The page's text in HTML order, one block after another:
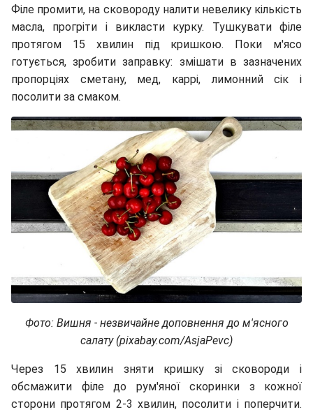
Філе промити, на сковороду налити невелику кількість
масла, прогріти і викласти курку. Тушкувати філе
протягом 15 хвилин під кришкою. Поки м'ясо
готується, зробити заправку: змішати в зазначених
пропорціях сметану, мед, каррі, лимонний сік і
посолити за смаком.
Фото: Вишня - незвичайне доповнення до м'ясного
салату (pixabay.com/AsjaPevc)
Через 15 хвилин зняти кришку зі сковороди і
обсмажити філе до рум'яної скоринки з кожної
сторони протягом 2-3 хвилин, посолити і поперчити.